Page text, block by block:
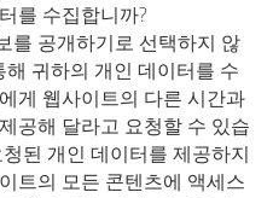
를 수집합니까?
를 공개하기로 선택하지 않
귀하의 개인 데이터를 수
게 웹사이트의 다른 시간과
공해 달라고 요청할 수 있습
된 개인 데이터를 제공하지
트의 모든 콘텐츠에 액세스